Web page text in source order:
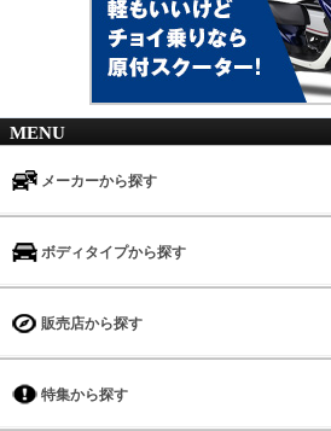
MENU
メーカーから探す
ボディタイプから探す
販売店から探す
特集から探す